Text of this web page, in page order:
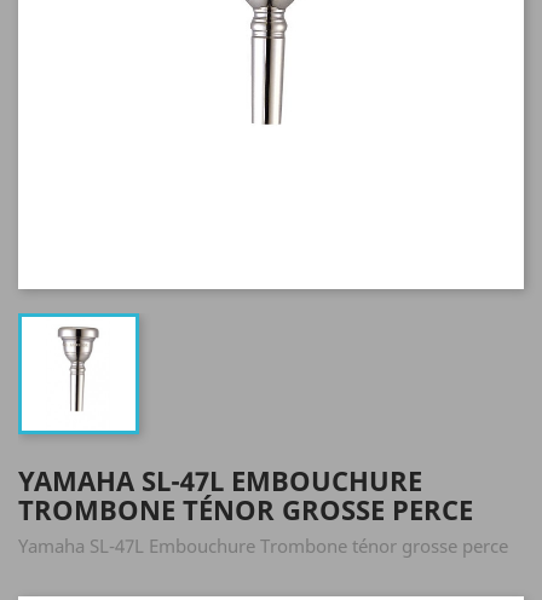
YAMAHA SL-47L EMBOUCHURE
TROMBONE TÉNOR GROSSE PERCE
Yamaha SL-47L Embouchure Trombone ténor grosse perce